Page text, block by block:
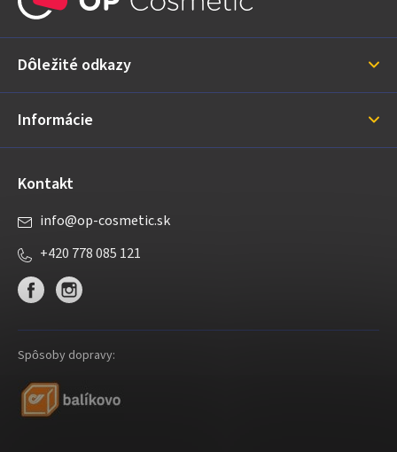
ä
i
Dôležité odkazy
Informácie
Kontakt
info@op-cosmetic.sk
+420 778 085 121
Spôsoby dopravy: